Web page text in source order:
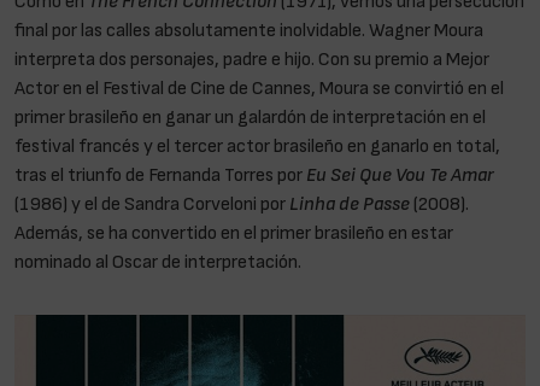
final por las calles absolutamente inolvidable. Wagner Moura
interpreta dos personajes, padre e hijo. Con su premio a Mejor
Actor en el Festival de Cine de Cannes, Moura se convirtió en el
primer brasileño en ganar un galardón de interpretación en el
festival francés y el tercer actor brasileño en ganarlo en total,
tras el triunfo de Fernanda Torres por Eu Sei Que Vou Te Amar
(1986) y el de Sandra Corveloni por Linha de Passe (2008).
Además, se ha convertido en el primer brasileño en estar
nominado al Oscar de interpretación.